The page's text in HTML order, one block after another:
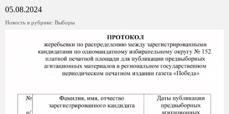
05.08.2024
Новость в рубрике: Выборы